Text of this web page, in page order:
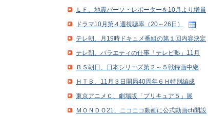
ＬＦ、地震パーソ・レポーターを10月より増員
ドラマ10月第４週視聴率（20～26日）
テレ朝、月19時ドキュメ番組の第１回内容決定
テレ朝、バラエティの仕事「テレビ塾」11月
ＢＳ朝日、日本シリーズ第２～５戦録画中継
ＨＴＢ、11月３日開局40周年６Ｈ特別編成
東京アニメＣ、劇場版「プリキュア５」展
ＭＯＮＤＯ21、ニコニコ動画に公式動画ch開設